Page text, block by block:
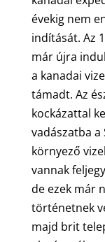
évekig nem
indítását. Az
már újra
a kanadai
támadt. Az
kockázattal
vadászatba
környező
vannak
de ezek már
történetnek
majd brit